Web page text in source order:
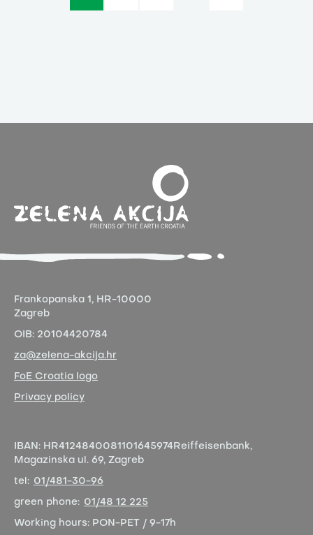
Frankopanska 1, HR-10000
Zagreb
OIB: 20104420784
za@zelena-akcija.hr
FoE Croatia logo
Privacy policy
IBAN: HR4124840081101645974 Reiffeisenbank,
Magazinska ul. 69, Zagreb
tel: 01/481-30-96
green phone: 01/48 12 225
Working hours: PON-PET / 9-17h